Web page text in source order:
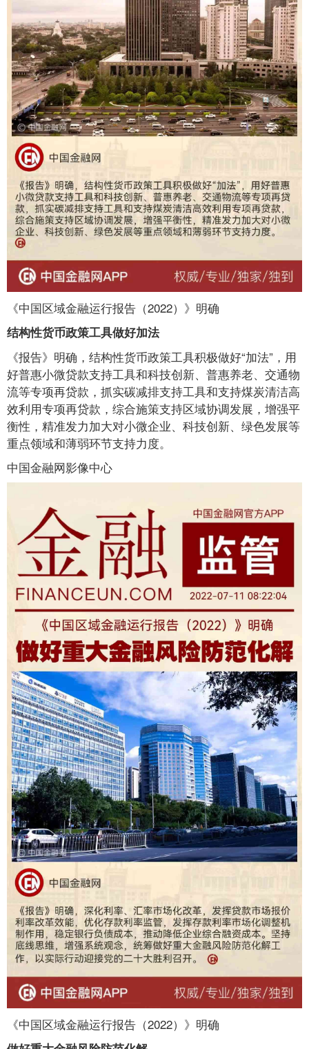
《中国区域金融运行报告（2022）》明确
结构性货币政策工具做好加法
《报告》明确，结构性货币政策工具积极做好“加法”，用
好普惠小微贷款支持工具和科技创新、普惠养老、交通物
流等专项再贷款，抓实碳减排支持工具和支持煤炭清洁高
效利用专项再贷款，综合施策支持区域协调发展，增强平
衡性，精准发力加大对小微企业、科技创新、绿色发展等
重点领域和薄弱环节支持力度。
中国金融网影像中心
《中国区域金融运行报告（2022）》明确